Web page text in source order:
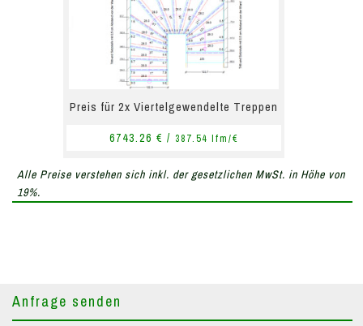
Preis für 2x Viertelgewendelte Treppen
6743.26 € / 387.54 lfm/€
Alle Preise verstehen sich inkl. der gesetzlichen MwSt. in Höhe von
19%.
Anfrage senden